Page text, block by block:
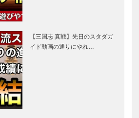
【三国志 真戦】先日のスタダガ
イド動画の通りにやれ…